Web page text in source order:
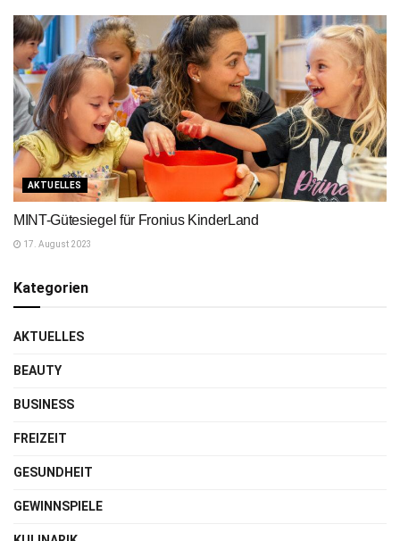
AKTUELLES
MINT-Gütesiegel für Fronius KinderLand
17. August 2023
Kategorien
AKTUELLES
BEAUTY
BUSINESS
FREIZEIT
GESUNDHEIT
GEWINNSPIELE